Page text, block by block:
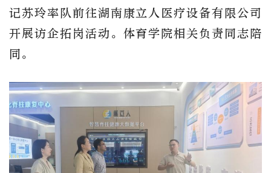
记苏玲率队前往湖南康立人医疗设备有限公司
开展访企拓岗活动。体育学院相关负责同志陪
同。